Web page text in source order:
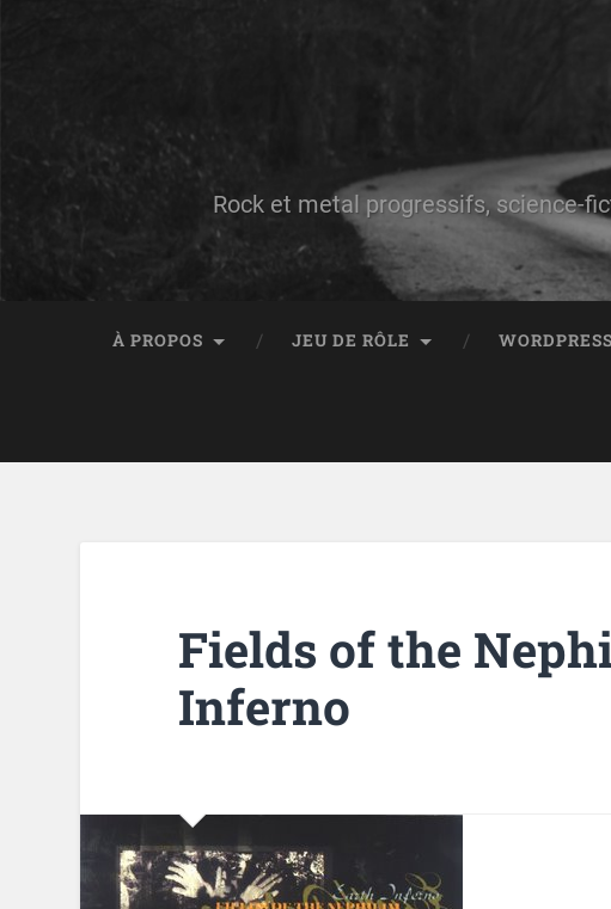
Rock et metal progressifs, science-
À PROPOS JEU DE RÔLE WORDPRESS
Fields of the
Inferno